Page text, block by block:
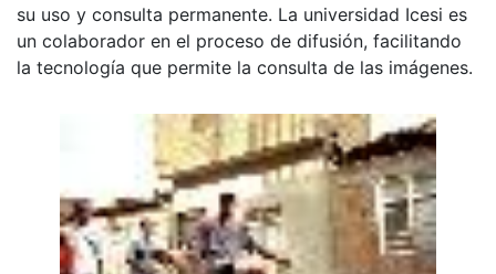
su uso y consulta permanente. La universidad Icesi es
un colaborador en el proceso de difusión, facilitando
la tecnología que permite la consulta de las imágenes.